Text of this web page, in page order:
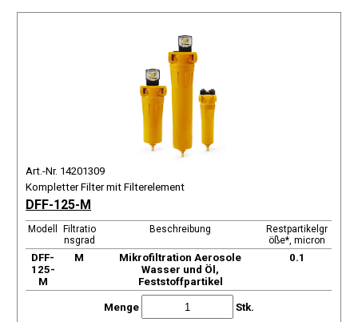
Art.-Nr. 14201309
Kompletter Filter mit Filterelement
DFF-125-M
Modell
Filtratio
nsgrad
Beschreibung
Restpartikelgr
öße*, micron
DFF-
125-
M
М
Mikrofiltration Aerosole
Wasser und Öl,
Feststoffpartikel
0.1
Menge
Stk.